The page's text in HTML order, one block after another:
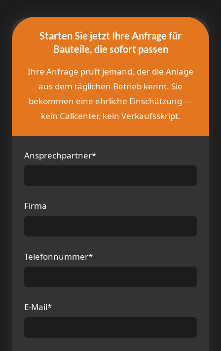
Starten Sie jetzt Ihre Anfrage für
Bauteile, die sofort passen
Ihre Anfrage prüft jemand, der die Anlage
aus dem täglichen Betrieb kennt. Sie
bekommen eine ehrliche Einschätzung —
kein Callcenter, kein Verkaufsskript.
Ansprechpartner*
Firma
Telefonnummer*
E-Mail*